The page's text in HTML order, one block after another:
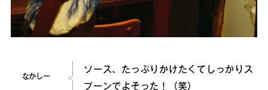
なかしー
ソース、たっぷりかけたくてしっかりス
プーンでよそった！（笑）